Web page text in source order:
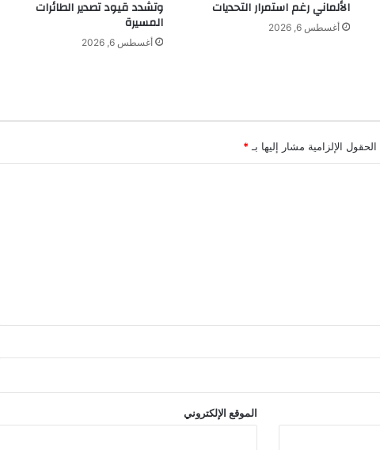
ا
ي
ة
الألماني رغم استمرار التحديات
أغسطس 6, 2026
وتشدد قيود تصدير الطائرات
المسيرة
أغسطس 6, 2026
الحقول الإلزامية مشار إليها بـ *
الموقع الإلكتروني